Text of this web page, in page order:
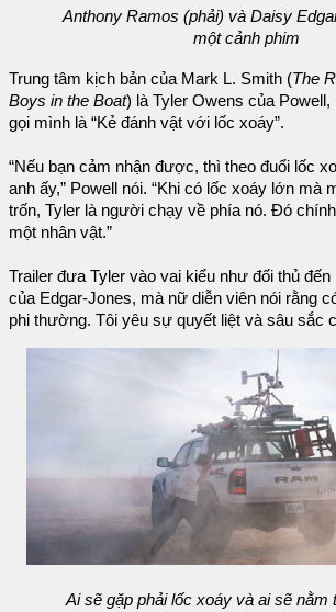
Anthony Ramos (phải) và Daisy
một cảnh phim
Trung tâm kịch bản của Mark L. Smith (The
Boys in the Boat) là Tyler Owens của
gọi mình là “Kẻ đánh vật với lốc xoáy”.
“Nếu bạn cảm nhận được, thì theo đuổi lốc
anh ấy,” Powell nói. “Khi có lốc xoáy lớn mà
trốn, Tyler là người chạy về phía nó. Đó
một nhân vật.”
Trailer đưa Tyler vào vai kiểu như đối thủ
của Edgar-Jones, mà nữ diễn viên nói rằng
phi thường. Tôi yêu sự quyết liệt và sâu sắc
Ai sẽ gặp phải lốc xoáy và ai sẽ nằm